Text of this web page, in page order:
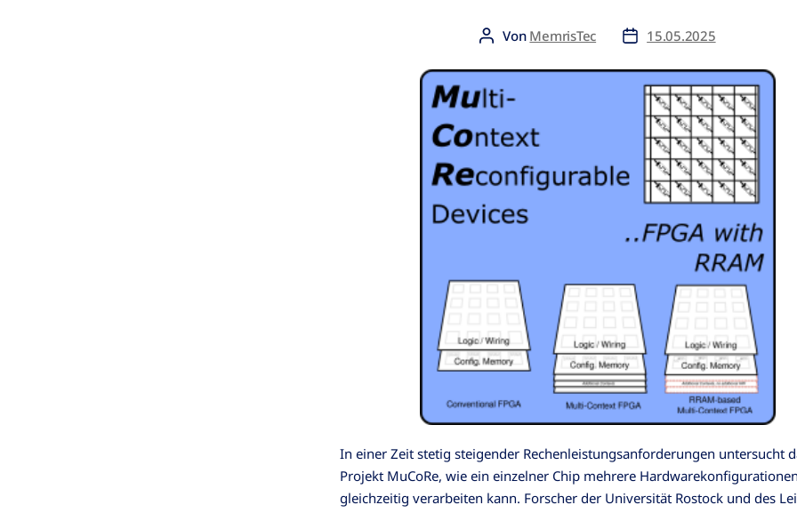
Von MemrisTec 15.05.2025
In einer Zeit stetig steigender Rechenleistungsanforderungen untersucht
Projekt MuCoRe, wie ein einzelner Chip mehrere
gleichzeitig verarbeiten kann. Forscher der Universität Rostock und des